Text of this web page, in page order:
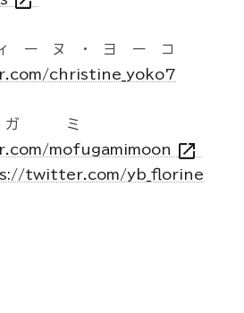
ーヌ・ヨーコ
christine_yoko7
ガミ
mofugamimoon open_in_new
twitter.com/yb_florine